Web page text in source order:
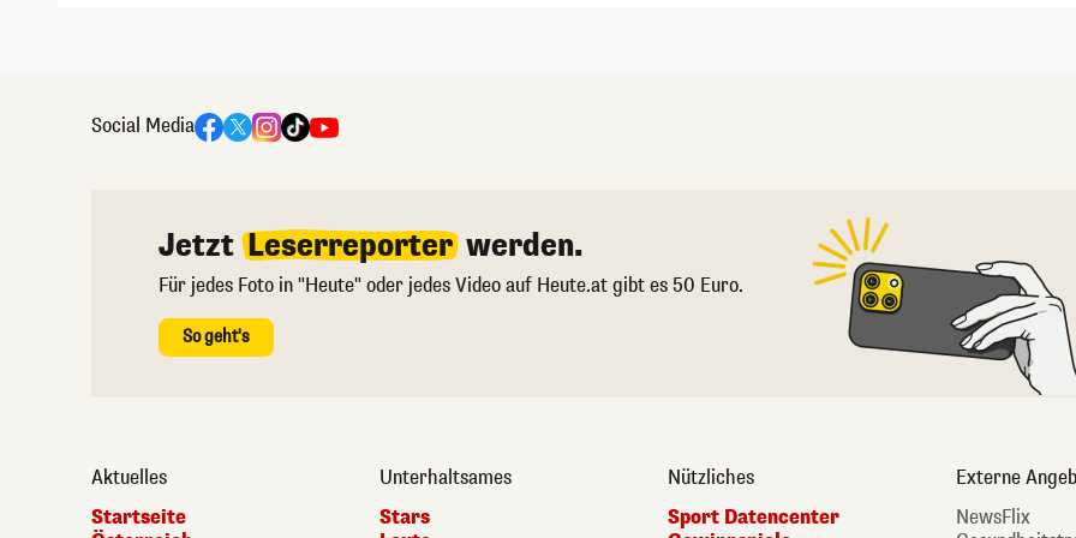
Social Media
Jetzt Leserreporter werden.
Für jedes Foto in "Heute" oder jedes Video auf Heute.at gibt es 50 Euro.
So geht's
Aktuelles
Startseite
Unterhaltsames
Stars
Nützliches
Sport Datencenter
Externe
NewsFlix